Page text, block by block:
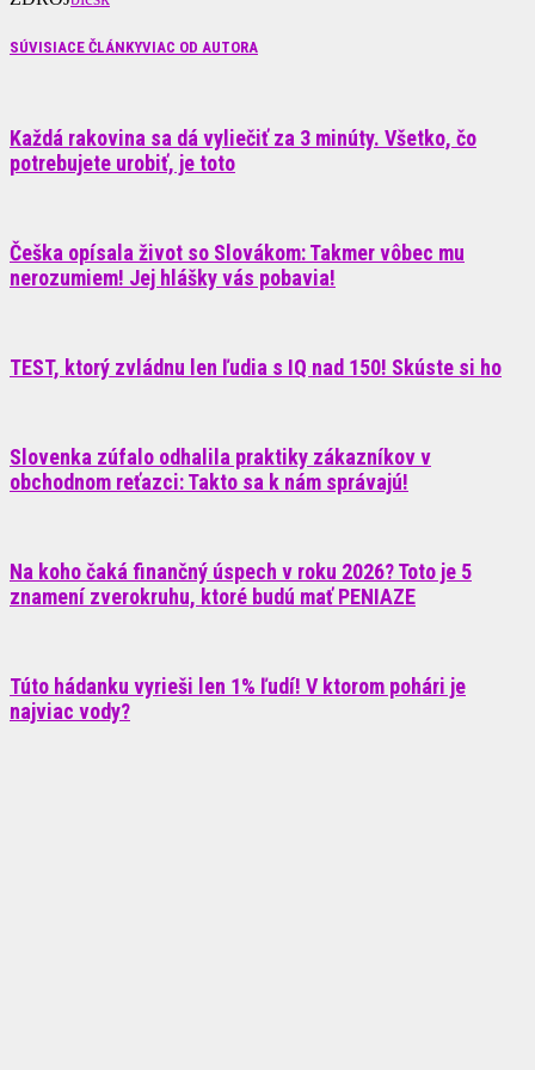
SÚVISIACE ČLÁNKYVIAC OD AUTORA
Každá rakovina sa dá vyliečiť za 3 minúty. Všetko, čo
potrebujete urobiť, je toto
Češka opísala život so Slovákom: Takmer vôbec mu
nerozumiem! Jej hlášky vás pobavia!
TEST, ktorý zvládnu len ľudia s IQ nad 150! Skúste si ho
Slovenka zúfalo odhalila praktiky zákazníkov v
obchodnom reťazci: Takto sa k nám správajú!
Na koho čaká finančný úspech v roku 2026? Toto je 5
znamení zverokruhu, ktoré budú mať PENIAZE
Túto hádanku vyrieši len 1% ľudí! V ktorom pohári je
najviac vody?